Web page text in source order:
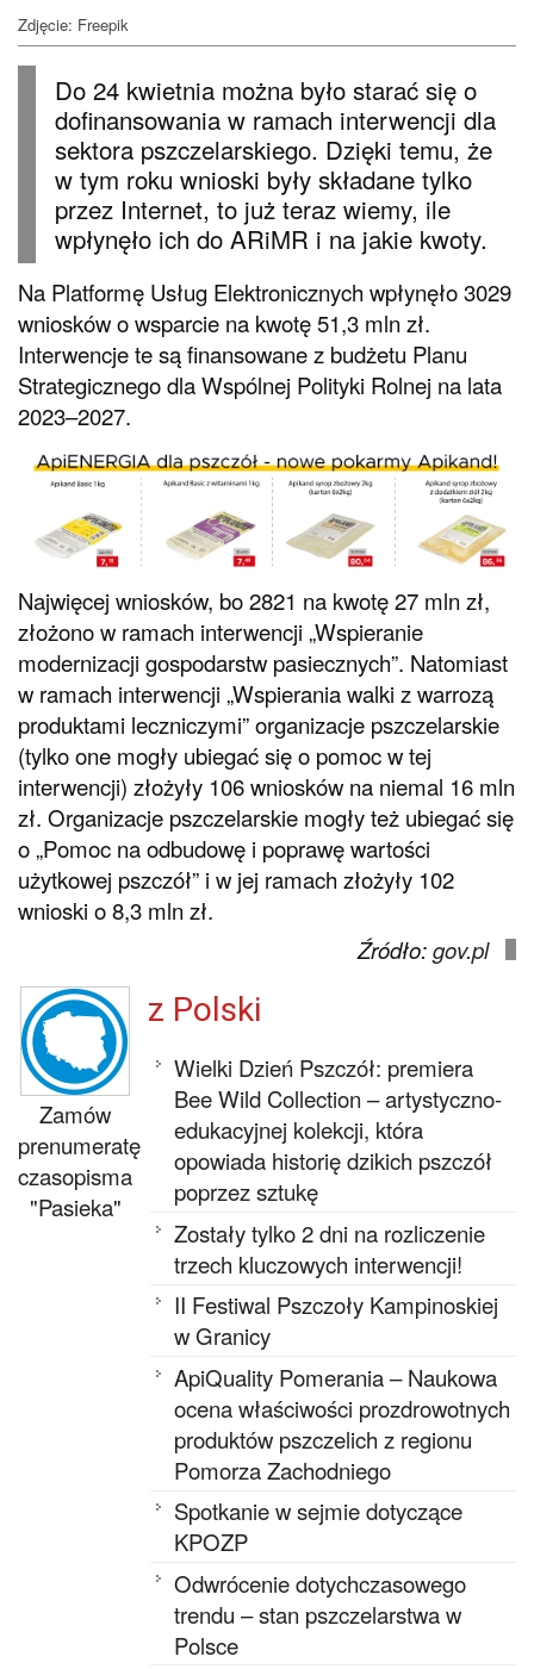
Zdjęcie: Freepik
Do 24 kwietnia można było starać się o
dofinansowania w ramach interwencji dla
sektora pszczelarskiego. Dzięki temu, że
w tym roku wnioski były składane tylko
przez Internet, to już teraz wiemy, ile
wpłynęło ich do ARiMR i na jakie kwoty.
Na Platformę Usług Elektronicznych wpłynęło 3029
wniosków o wsparcie na kwotę 51,3 mln zł.
Interwencje te są finansowane z budżetu Planu
Strategicznego dla Wspólnej Polityki Rolnej na lata
2023–2027.
Najwięcej wniosków, bo 2821 na kwotę 27 mln zł,
złożono w ramach interwencji „Wspieranie
modernizacji gospodarstw pasiecznych”. Natomiast
w ramach interwencji „Wspierania walki z warrozą
produktami leczniczymi” organizacje pszczelarskie
(tylko one mogły ubiegać się o pomoc w tej
interwencji) złożyły 106 wniosków na niemal 16 mln
zł. Organizacje pszczelarskie mogły też ubiegać się
o „Pomoc na odbudowę i poprawę wartości
użytkowej pszczół” i w jej ramach złożyły 102
wnioski o 8,3 mln zł.
Źródło:gov.pl
Zamów
prenumeratę
czasopisma
"Pasieka"
z Polski
Wielki Dzień Pszczół: premiera
Bee Wild Collection – artystyczno-
edukacyjnej kolekcji, która
opowiada historię dzikich pszczół
poprzez sztukę
Zostały tylko 2 dni na rozliczenie
trzech kluczowych interwencji!
II Festiwal Pszczoły Kampinoskiej
w Granicy
ApiQuality Pomerania – Naukowa
ocena właściwości prozdrowotnych
produktów pszczelich z regionu
Pomorza Zachodniego
Spotkanie w sejmie dotyczące
KPOZP
Odwrócenie dotychczasowego
trendu – stan pszczelarstwa w
Polsce